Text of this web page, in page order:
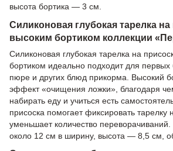
высота бортика — 3 см.
Силиконовая глубокая тарелка на
высоким бортиком коллекции
Силиконовая глубокая тарелка на
бортиком идеально подходит для первых
пюре и других блюд прикорма. Высокий
эффект «очищения ложки», благодаря
набирать еду и учиться есть
присоска помогает фиксировать тарелку
уменьшает количество
около 12 см в ширину, высота — 8,5 см,